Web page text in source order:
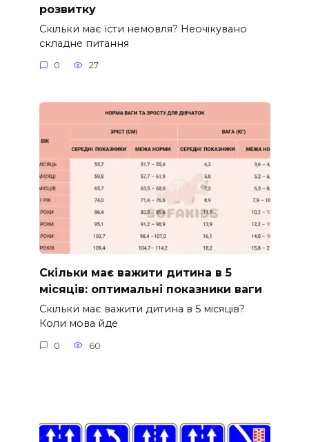
розвитку
Скільки має їсти немовля? Неочікувано
складне питання
0 27
Скільки має важити дитина в 5
місяців: оптимальні показники ваги
Скільки має важити дитина в 5 місяців?
Коли мова йде
0 60